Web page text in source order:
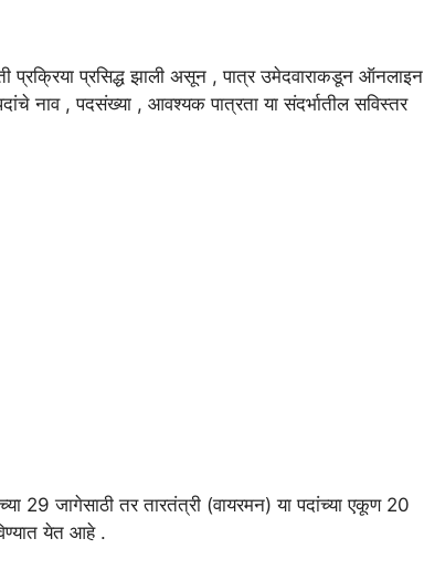
प्रक्रिया प्रसिद्ध झाली असून , पात्र उमेदवाराकडून ऑनलाइन
नाव , पदसंख्या , आवश्यक पात्रता या संदर्भातील सविस्तर
29 जागेसाठी तर तारतंत्री (वायरमन) या पदांच्या एकूण 20
येत आहे .